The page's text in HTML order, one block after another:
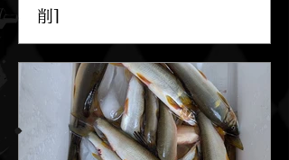
削]
お話、こちら と こちら をクリック） Hさん
から「天野研磨のコラム、読んでるよ」と言わ
れました。光栄です、ありがとうございます。
そこで、昔読んだ本の一説をご紹介いたしま
す。 --うまい小説を書こうとしていた頃は、い
つでもペンを断つことができる。